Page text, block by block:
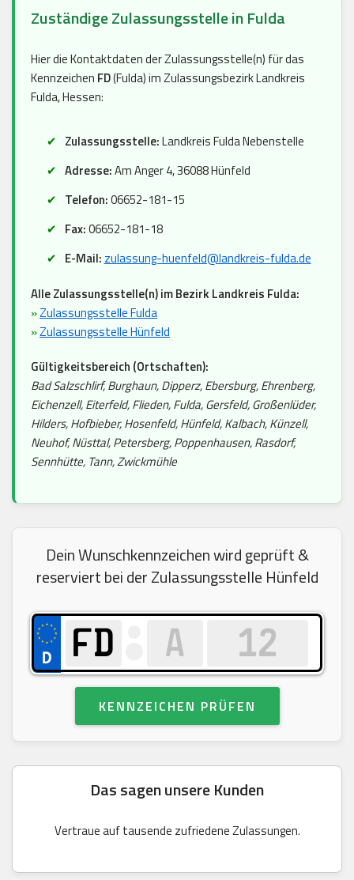
Zuständige Zulassungsstelle in Fulda
Hier die Kontaktdaten der Zulassungsstelle(n) für das
Kennzeichen FD(Fulda) im Zulassungsbezirk Landkreis
Fulda, Hessen:
Zulassungsstelle:Landkreis Fulda Nebenstelle
Adresse:Am Anger 4, 36088 Hünfeld
Telefon:06652-181-15
Fax:06652-181-18
E-Mail: zulassung-huenfeld@landkreis-fulda.de
Alle Zulassungsstelle(n) im Bezirk Landkreis Fulda:
»Zulassungsstelle Fulda
»Zulassungsstelle Hünfeld
Gültigkeitsbereich (Ortschaften):
Bad Salzschlirf, Burghaun, Dipperz, Ebersburg, Ehrenberg,
Eichenzell, Eiterfeld, Flieden, Fulda, Gersfeld, Großenlüder,
Hilders, Hofbieber, Hosenfeld, Hünfeld, Kalbach, Künzell,
Neuhof, Nüsttal, Petersberg, Poppenhausen, Rasdorf,
Sennhütte, Tann, Zwickmühle
Dein Wunschkennzeichen wird geprüft &
reserviert bei der Zulassungsstelle Hünfeld
KENNZEICHEN PRÜFEN
Das sagen unsere Kunden
Vertraue auf tausende zufriedene Zulassungen.